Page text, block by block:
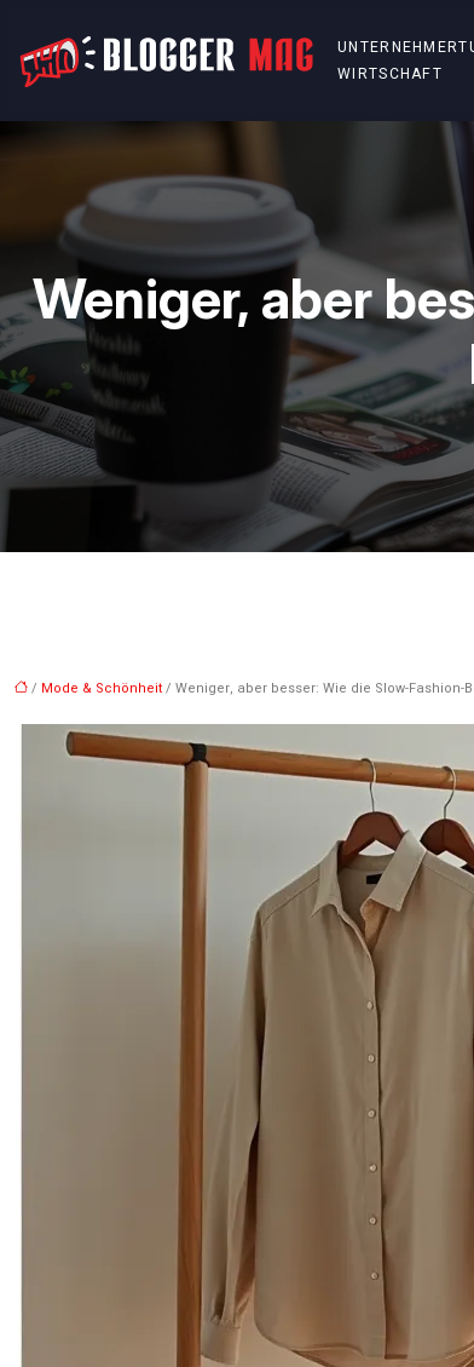
WIRTSCHAFT
Weniger, aber
/ Mode & Schönheit/ Weniger, aber besser: Wie die Slow-